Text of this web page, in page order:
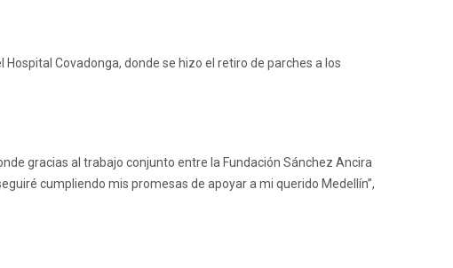
Covadonga, donde se hizo el retiro de parches a los
gracias al trabajo conjunto entre la Fundación Sánchez Ancira
cumpliendo mis promesas de apoyar a mi querido Medellín”,